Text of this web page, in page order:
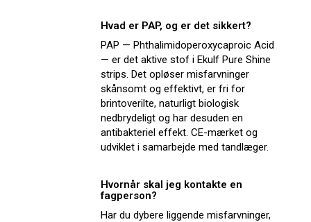
Hvad er PAP, og er det sikkert?
PAP — Phthalimidoperoxycaproic Acid
— er det aktive stof i Ekulf Pure Shine
strips. Det opløser misfarvninger
skånsomt og effektivt, er fri for
brintoverilte, naturligt biologisk
nedbrydeligt og har desuden en
antibakteriel effekt. CE-mærket og
udviklet i samarbejde med tandlæger.
Hvornår skal jeg kontakte en
fagperson?
Har du dybere liggende misfarvninger,